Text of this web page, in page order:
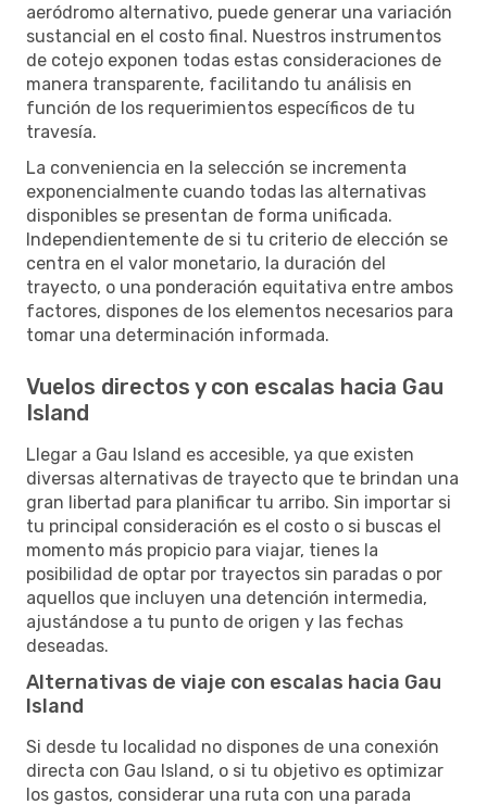
aeródromo alternativo, puede generar una variación
sustancial en el costo final. Nuestros instrumentos
de cotejo exponen todas estas consideraciones de
manera transparente, facilitando tu análisis en
función de los requerimientos específicos de tu
travesía.
La conveniencia en la selección se incrementa
exponencialmente cuando todas las alternativas
disponibles se presentan de forma unificada.
Independientemente de si tu criterio de elección se
centra en el valor monetario, la duración del
trayecto, o una ponderación equitativa entre ambos
factores, dispones de los elementos necesarios para
tomar una determinación informada.
Vuelos directos y con escalas hacia Gau
Island
Llegar a Gau Island es accesible, ya que existen
diversas alternativas de trayecto que te brindan una
gran libertad para planificar tu arribo. Sin importar si
tu principal consideración es el costo o si buscas el
momento más propicio para viajar, tienes la
posibilidad de optar por trayectos sin paradas o por
aquellos que incluyen una detención intermedia,
ajustándose a tu punto de origen y las fechas
deseadas.
Alternativas de viaje con escalas hacia Gau
Island
Si desde tu localidad no dispones de una conexión
directa con Gau Island, o si tu objetivo es optimizar
los gastos, considerar una ruta con una parada